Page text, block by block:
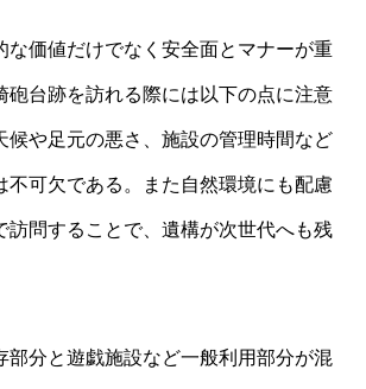
な価値だけでなく安全面とマナーが重
砲台跡を訪れる際には以下の点に注意
候や足元の悪さ、施設の管理時間など
不可欠である。また自然環境にも配慮
訪問することで、遺構が次世代へも残
部分と遊戯施設など一般利用部分が混